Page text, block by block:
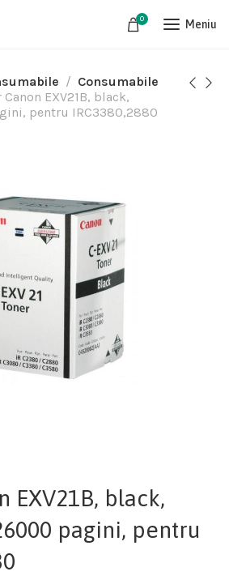
0 Meniu
Consumabile
Canon EXV21B, black,
pentru IRC3380,2880
EXV21B, black,
pagini, pentru